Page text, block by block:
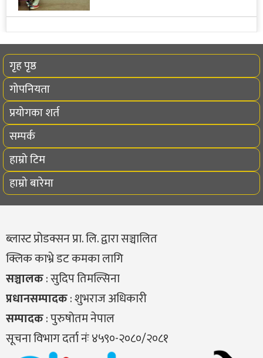
गृह पृष्ठ
गोपनियता
प्रयोगका शर्त
सम्पर्क
हाम्रो टिम
हाम्रो बारेमा
ब्लास्ट प्रोडक्सन प्रा. लि. द्वारा सञ्चालित
क्लिक काभ्रे डट कमका लागि
सञ्चालक: सुदिप तिमल्सिना
प्रधानसम्पादक: शुभराज अधिकारी
सम्पादक: पुरुषोतम नेपाल
सूचना विभाग दर्ता नंः ४५९०-२०८०/२०८१